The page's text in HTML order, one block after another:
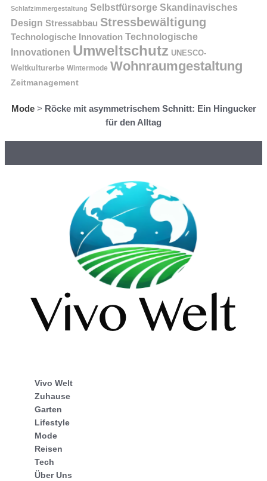
Schlafzimmergestaltung Selbstfürsorge Skandinavisches
Design Stressabbau Stressbewältigung
Technologische Innovation Technologische
Innovationen Umweltschutz UNESCO-
Weltkulturerbe Wintermode Wohnraumgestaltung
Zeitmanagement
Mode> Röcke mit asymmetrischem Schnitt: Ein Hingucker
für den Alltag
Vivo Welt
Zuhause
Garten
Lifestyle
Mode
Reisen
Tech
Über Uns